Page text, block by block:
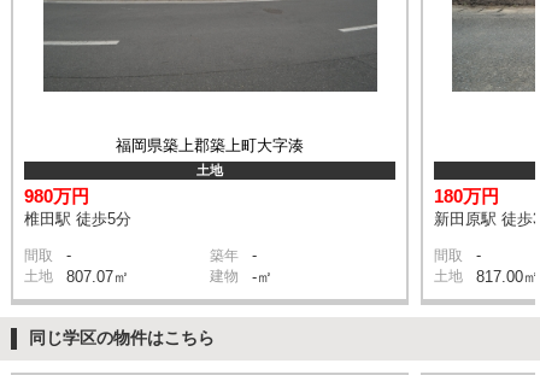
福岡県築上郡築上町大字湊
土地
980万円
椎田駅 徒歩5分
間取 - 築年 -
土地 807.07㎡ 建物 -㎡
180万円
新田原駅 徒歩
間取 -
土地 817.00㎡
同じ学区の物件はこちら